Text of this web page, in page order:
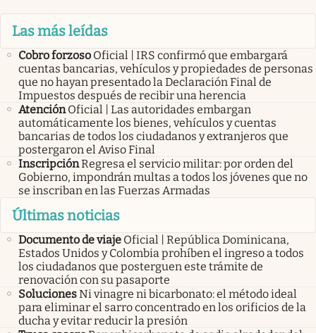
Las más leídas
Cobro forzoso Oficial | IRS confirmó que embargará
cuentas bancarias, vehículos y propiedades de personas
que no hayan presentado la Declaración Final de
Impuestos después de recibir una herencia
Atención Oficial | Las autoridades embargan
automáticamente los bienes, vehículos y cuentas
bancarias de todos los ciudadanos y extranjeros que
postergaron el Aviso Final
InscripciónRegresa el servicio militar: por orden del
Gobierno, impondrán multas a todos los jóvenes que no
se inscriban en las Fuerzas Armadas
Últimas noticias
Documento de viaje Oficial | República Dominicana,
Estados Unidos y Colombia prohíben el ingreso a todos
los ciudadanos que posterguen este trámite de
renovación con su pasaporte
SolucionesNi vinagre ni bicarbonato: el método ideal
para eliminar el sarro concentrado en los orificios de la
ducha y evitar reducir la presión